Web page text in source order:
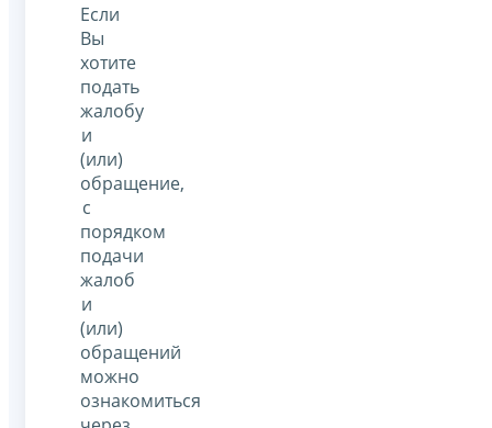
Если
Вы
хотите
подать
жалобу
и
(или)
обращение,
с
порядком
подачи
жалоб
и
(или)
обращений
можно
ознакомиться